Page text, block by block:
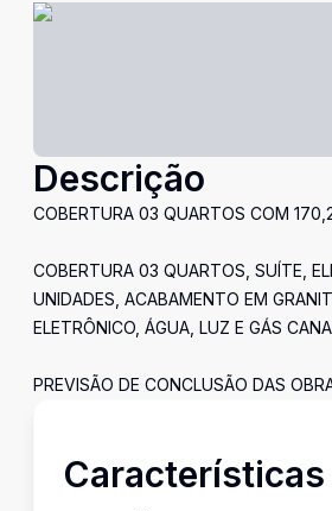
Descrição
COBERTURA 03 QUARTOS COM
COBERTURA 03 QUARTOS, SUÍTE,
UNIDADES, ACABAMENTO EM
ELETRÔNICO, ÁGUA, LUZ E GÁS
PREVISÃO DE CONCLUSÃO DAS
Características